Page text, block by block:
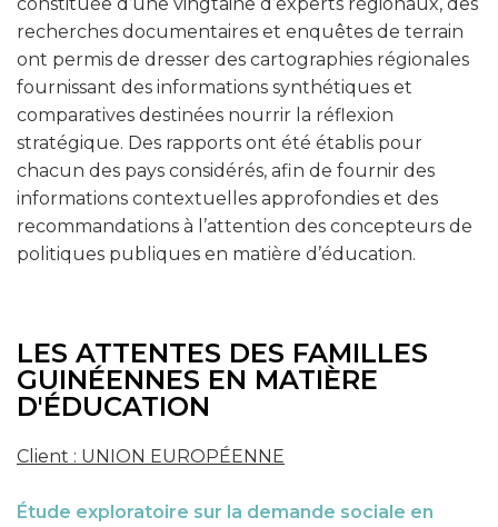
recherches documentaires et enquêtes de terrain
ont permis de dresser des cartographies régionales
fournissant des informations synthétiques et
comparatives destinées nourrir la réflexion
stratégique. Des rapports ont été établis pour
chacun des pays considérés, afin de fournir des
informations contextuelles approfondies et des
recommandations à l’attention des concepteurs de
politiques publiques en matière d’éducation.
LES ATTENTES DES FAMILLES
GUINÉENNES EN MATIÈRE
D'ÉDUCATION
Client : UNION EUROPÉENNE
Étude exploratoire sur la demande sociale en